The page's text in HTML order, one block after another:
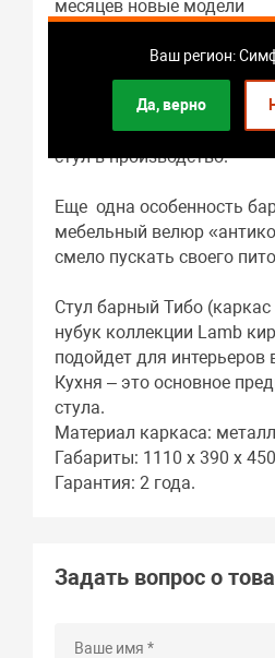
Ваш регион:
Да, верно
месяцев новые модели
нагрузкой. Лишь после
убеждаемся, что на
просиживания, поролон не
ткань не растянулась,
стул в производство.
Еще одна особенность
мебельный велюр
смело пускать своего
Стул барный Тибо
нубук коллекции Lamb
подойдет для интерьеров
Кухня – это основное
стула.
Материал каркаса:
Габариты: 1110 x 390 x
Гарантия: 2 года.
Задать вопрос о